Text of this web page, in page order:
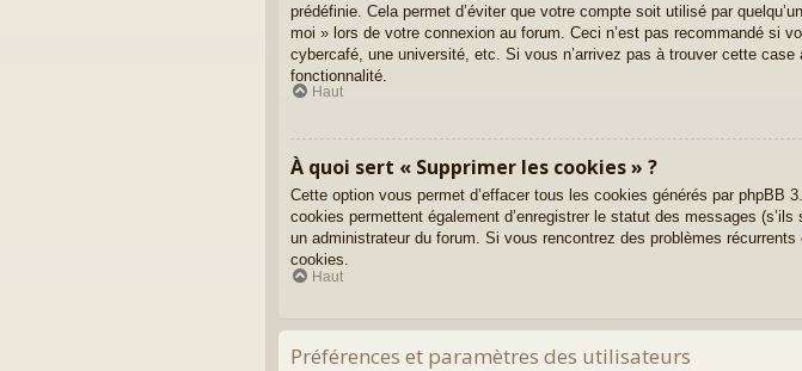
prédéfinie. Cela permet d’éviter que votre compte soit utilisé par
moi » lors de votre connexion au forum. Ceci n’est pas recommandé si
cybercafé, une université, etc. Si vous n’arrivez pas à trouver cette
fonctionnalité.
Haut
À quoi sert « Supprimer les cookies » ?
Cette option vous permet d’effacer tous les cookies générés par
cookies permettent également d’enregistrer le statut des messages
un administrateur du forum. Si vous rencontrez des problèmes
cookies.
Haut
Préférences et paramètres des utilisateurs